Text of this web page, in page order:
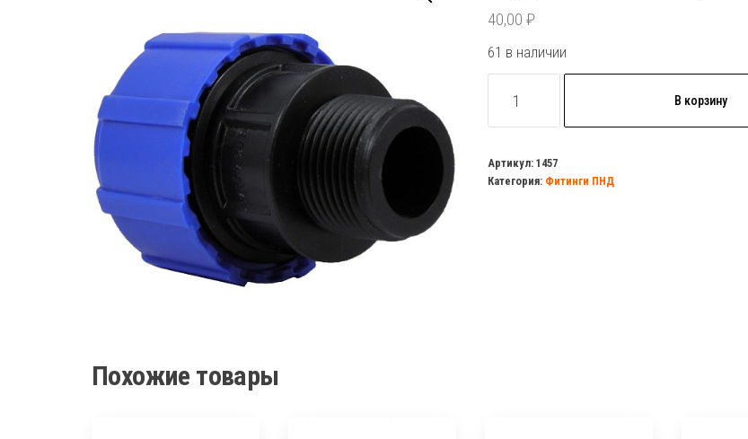
40,00 ₽
61 в наличии
товара
20х1/2
н/
В корзину
Артикул: 1457
Категория: Фитинги ПНД
Похожие товары